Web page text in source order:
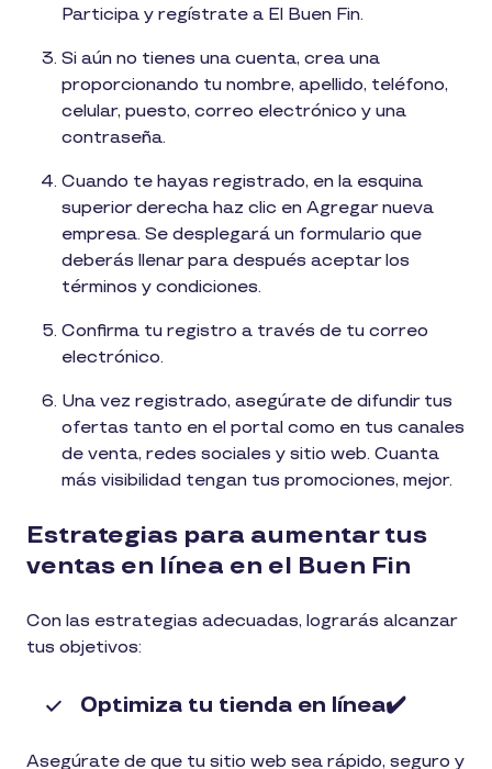
Participa y regístrate a El Buen Fin.
Si aún no tienes una cuenta, crea una
proporcionando tu nombre, apellido, teléfono,
celular, puesto, correo electrónico y una
contraseña.
Cuando te hayas registrado, en la esquina
superior derecha haz clic en Agregar nueva
empresa. Se desplegará un formulario que
deberás llenar para después aceptar los
términos y condiciones.
Confirma tu registro a través de tu correo
electrónico.
Una vez registrado, asegúrate de difundir tus
ofertas tanto en el portal como en tus canales
de venta, redes sociales y sitio web. Cuanta
más visibilidad tengan tus promociones, mejor.
Estrategias para aumentar tus
ventas en línea en el Buen Fin
Con las estrategias adecuadas, lograrás alcanzar
tus objetivos:
Optimiza tu tienda en línea✔️
Asegúrate de que tu sitio web sea rápido, seguro y